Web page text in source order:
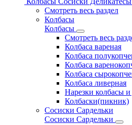
Смотреть весь раздел
Колбасы
Колбасы
Смотреть весь
Колбаса вареная
Колбаса
Колбаса
Колбаса
Колбаса ливерная
Нарезки колбасы и
Колбаски(пикник)
Сосиски Сардельки
Сосиски Сардельки